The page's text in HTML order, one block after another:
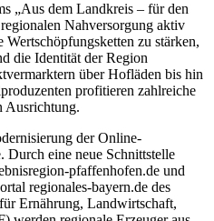
„Aus dem Landkreis – für den
Nahversorgung aktiv
zu stärken,
die Identität der Region
über Hofläden bis hin
profitieren zahlreiche
Ausrichtung.
der Online-
Durch eine neue Schnittstelle
pfaffenhofen.de und
regionales-bayern.de des
Ernährung, Landwirtschaft,